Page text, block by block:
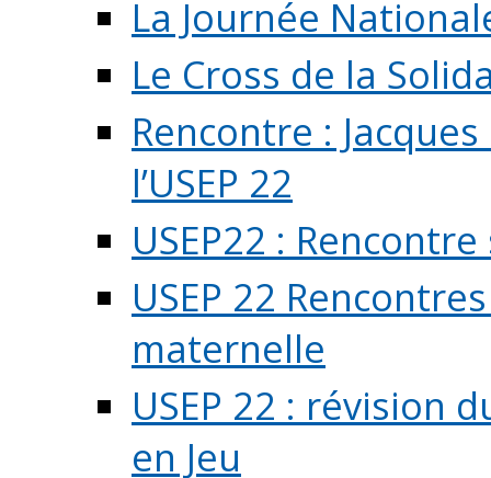
La Journée
Le Cross de la
Rencontre :
l’USEP 22
USEP22 :
USEP 22
maternelle
USEP 22 : révision
en Jeu